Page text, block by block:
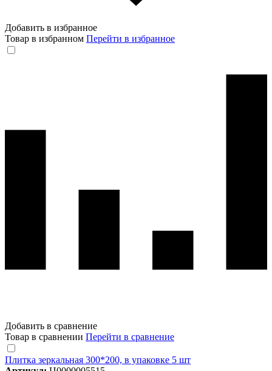
Добавить в избранное
Товар в избранном Перейти в избранное
Добавить в сравнение
Товар в сравнении Перейти в сравнение
Плитка зеркальная 300*200, в упаковке 5 шт